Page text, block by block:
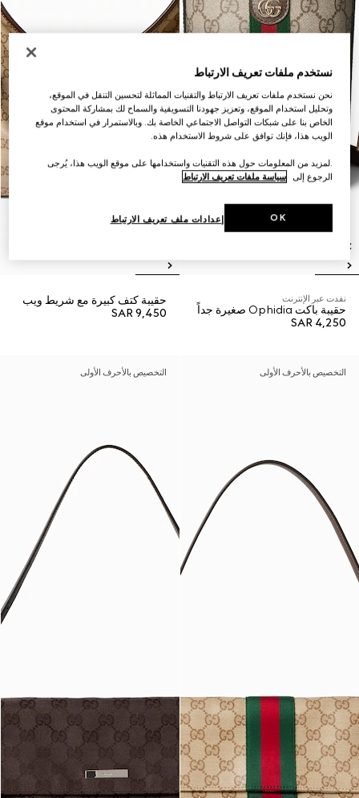
نفدت عبر الإنترنت
حقيبة باكت Ophidia صغيرة جداً
SAR 4,250
حقيبة كتف كبيرة مع شريط ويب
SAR 9,450
التخصيص بالأحرف الأولى التخصيص بالأحرف الأولى
نستخدم ملفات تعريف الارتباط
نحن نستخدم ملفات تعريف الارتباط والتقنيات المماثلة لتحسين التنقل في الموقع،
وتحليل استخدام الموقع، وتعزيز جهودنا التسويقية والسماح لك بمشاركة المحتوى
الخاص بنا على شبكات التواصل الاجتماعي الخاصة بك. وبالاستمرار في استخدام موقع
الويب هذا، فإنك توافق على شروط الاستخدام هذه.
.لمزيد من المعلومات حول هذه التقنيات واستخدامها على موقع الويب هذا، يُرجى
الرجوع إلى سياسة ملفات تعريف الارتباط
إعدادات ملف تعريف الارتباط OK